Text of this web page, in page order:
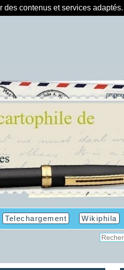
contenus et services adaptés.
Telechargement Wikiphila